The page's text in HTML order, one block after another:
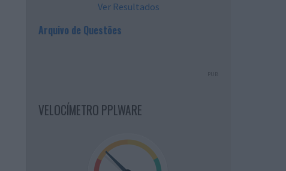
Ver Resultados
Arquivo de Questões
PUB
VELOCÍMETRO PPLWARE